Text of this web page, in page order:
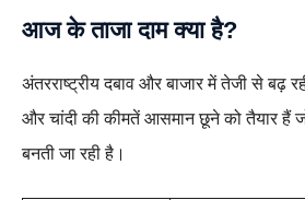
आज के ताजा दाम क्या है?
अंतरराष्ट्रीय दबाव और बाजार में तेजी से बढ़
और चांदी की कीमतें आसमान छूने को तैयार हैं
बनती जा रही है।